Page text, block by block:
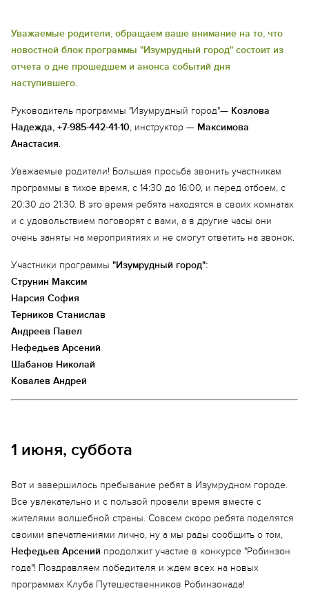
Уважаемые родители, обращаем ваше внимание на то, что
новостной блок программы "Изумрудный город" состоит из
отчета о дне прошедшем и анонса событий дня
наступившего.
Руководитель программы "Изумрудный город"— Козлова
Надежда, +7-985-442-41-10, инструктор — Максимова
Анастасия.
Уважаемые родители! Большая просьба звонить участникам
программы в тихое время, с 14:30 до 16:00, и перед отбоем, с
20:30 до 21:30. В это время ребята находятся в своих комнатах
и с удовольствием поговорят с вами, а в другие часы они
очень заняты на мероприятиях и не смогут ответить на звонок.
Участники программы "Изумрудный город":
Струнин Максим
Нарсия София
Терников Станислав
Андреев Павел
Нефедьев Арсений
Шабанов Николай
Ковалев Андрей
1 июня, суббота
Вот и завершилось пребывание ребят в Изумрудном городе.
Все увлекательно и с пользой провели время вместе с
жителями волшебной страны. Совсем скоро ребята поделятся
своими впечатлениями лично, ну а мы рады сообщить о том,
Нефедьев Арсений продолжит участие в конкурсе "Робинзон
года"! Поздравляем победителя и ждем всех на новых
программах Клуба Путешественников Робинзонада!